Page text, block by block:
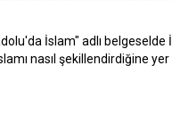
İslam" adlı
nasıl şekillendirdiğine yer